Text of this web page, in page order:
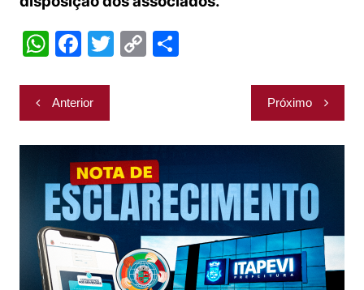
W
at
s
A
p
F
c
e
b
o
o
k
T C
Li
n
k
S
Navegação
de
Post
Anterior Próximo